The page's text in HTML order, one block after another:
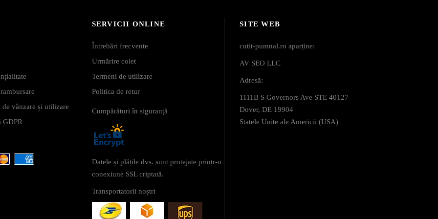
vânzare și utilizare
GDPR
SERVICII ONLINE
Întrebări frecvente
Urmărire colet
Termeni de utilizare
Politica de retur
Cumpărături în siguranță
Datele și plățile dvs. sunt protejate printr-o
conexiune SSL criptată.
Transportatorii noștri
SITE WEB
cutit-pumnal.ro aparține:
AV SEO LLC
Adresă:
1111B S Governors Ave STE 40127
Dover, DE 19904
Statele Unite ale Americii (USA)